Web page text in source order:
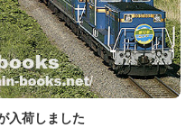
入荷しました